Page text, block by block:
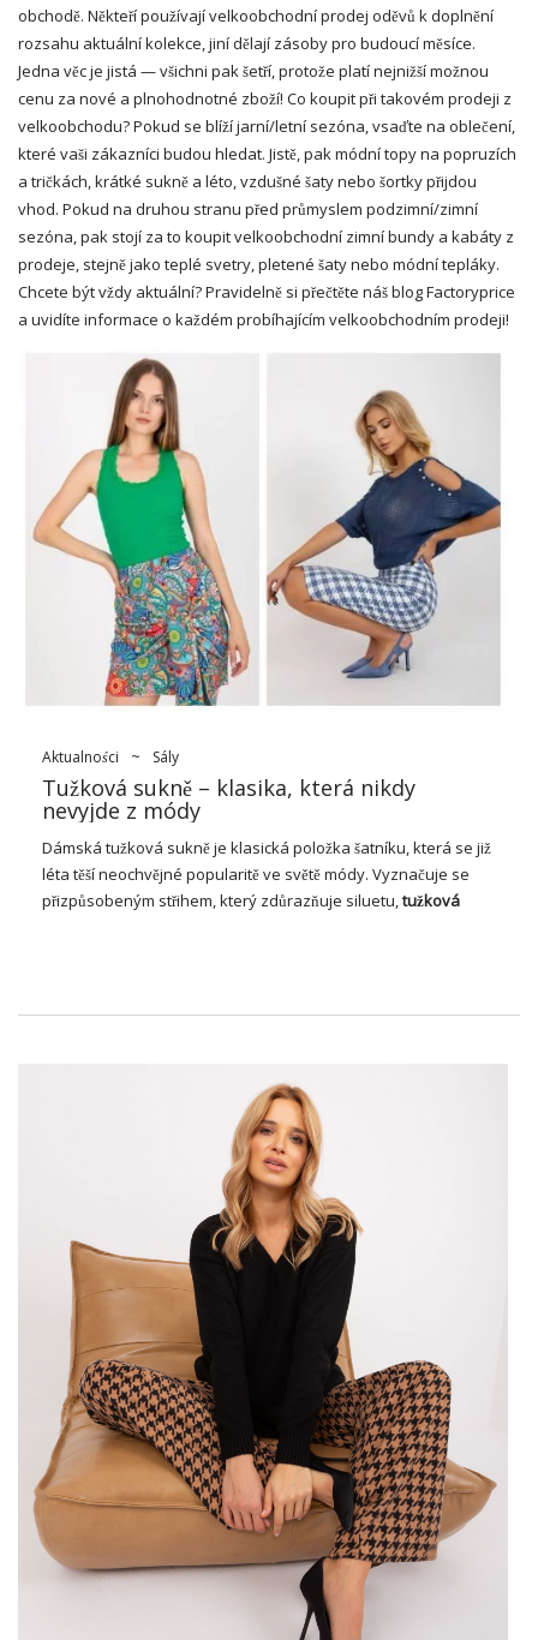
obchodě. Někteří používají velkoobchodní prodej oděvů k doplnění
rozsahu aktuální kolekce, jiní dělají zásoby pro budoucí měsíce.
Jedna věc je jistá — všichni pak šetří, protože platí nejnižší možnou
cenu za nové a plnohodnotné zboží! Co koupit při takovém prodeji z
velkoobchodu? Pokud se blíží jarní/letní sezóna, vsaďte na oblečení,
které vaši zákazníci budou hledat. Jistě, pak módní topy na popruzích
a tričkách, krátké sukně a léto, vzdušné šatynebo šortky přijdou
vhod. Pokud na druhou stranu před průmyslem podzimní/zimní
sezóna, pak stojí za to koupit velkoobchodní zimní bundy a kabáty z
prodeje, stejně jako teplé svetry, pletené šaty nebo módní tepláky.
Chcete být vždy aktuální? Pravidelně si přečtěte náš blog Factoryprice
a uvidíte informace o každém probíhajícím velkoobchodním prodeji!
Aktualności ~ Sály
Tužková sukně – klasika, která nikdy
nevyjde z módy
Dámská tužková sukněje klasická položka šatníku, která se již
léta těší neochvějné popularitě ve světě módy. Vyznačuje se
přizpůsobeným střihem, který zdůrazňuje siluetu,tužková
rozmanitosti materiálů a vzorů lze tužkovou sukni přizpůsobit
jakémukoli ročnímu období a příležitosti, od každodenních
výletů až po večerní setkání. Jeho elegance a všestrannost z
něj činí nejen módní, ale také praktickou volbu, která nikdy
Tužková sukně – módní hit léta
Sukně je módním hitem léta, který dokonale kombinuje
eleganci a pohodlí. Jeho přizpůsobený střih zvýrazňuje ženské
křivky, dodává siluetě štíhlost a třídu, což z něj činí ideální volbu
pro teplé dny. Lehké, vzdušné materiály a letní vzory a barvy
dělají z dámské tužkové sukně nepostradatelnou šatní skříň
pro letní sezónu. Lze jej nosit jak do práce, tak na večerní
výlety, …